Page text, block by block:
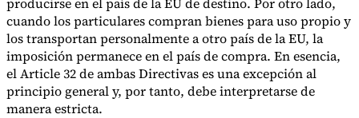
cuando los particulares compran bienes para uso propio y
los transportan personalmente a otro país de la EU, la
imposición permanece en el país de compra. En esencia,
el Article 32 de ambas Directivas es una excepción al
principio general y, por tanto, debe interpretarse de
manera estricta.